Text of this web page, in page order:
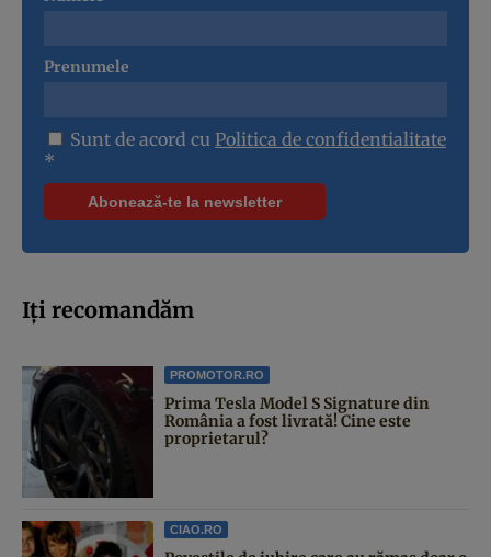
Prenumele
Sunt de acord cu Politica de confidentialitate
*
Iți recomandăm
PROMOTOR.RO
Prima Tesla Model S Signature din
România a fost livrată! Cine este
proprietarul?
CIAO.RO